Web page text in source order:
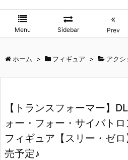
Menu Sidebar
«
Prev
ホーム > フィギュア > アクシ
【トランスフォーマー】
ォー・フォー・サイバト
フィギュア【スリー・ゼ
売予定♪